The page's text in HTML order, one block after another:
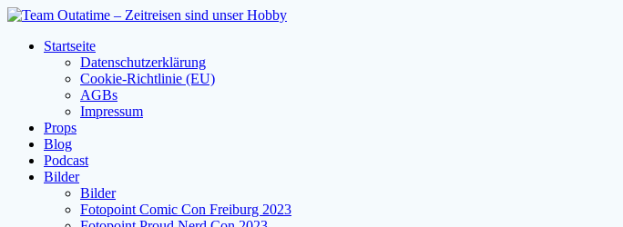
Zum
springenStartseite
Datenschutzerklärung
Cookie-Richtlinie (EU)
AGBs
Impressum
Props
Blog
Podcast
Bilder
Bilder
Fotopoint Comic Con Freiburg 2023